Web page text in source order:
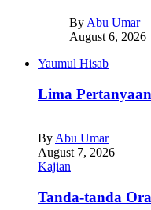
By Abu Umar
August 6, 2026
Yaumul Hisab
Lima
By Abu Umar
August 7, 2026
Kajian
Tanda-tanda